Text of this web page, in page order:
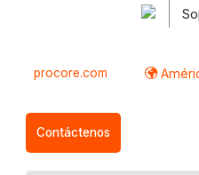
procore.com
Contáctenos